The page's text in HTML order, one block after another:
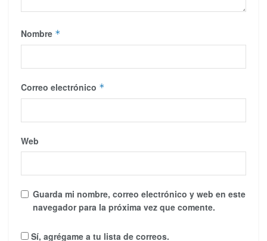
Nombre *
Correo electrónico *
Web
Guarda mi nombre, correo electrónico y web en este
navegador para la próxima vez que comente.
Sí, agrégame a tu lista de correos.